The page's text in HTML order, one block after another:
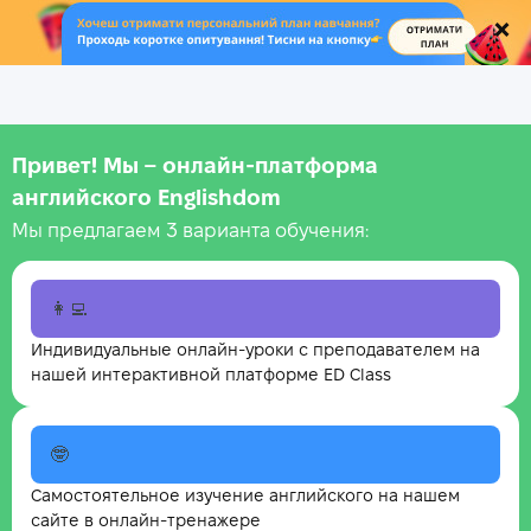
.
Привет! Мы – онлайн‑платформа
английского Englishdom
Мы предлагаем 3 варианта обучения:
👩‍💻
Индивидуальные онлайн-уроки с преподавателем на
нашей интерактивной платформе ED Class
🤓
Самостоятельное изучение английского на нашем
сайте в онлайн-тренажере